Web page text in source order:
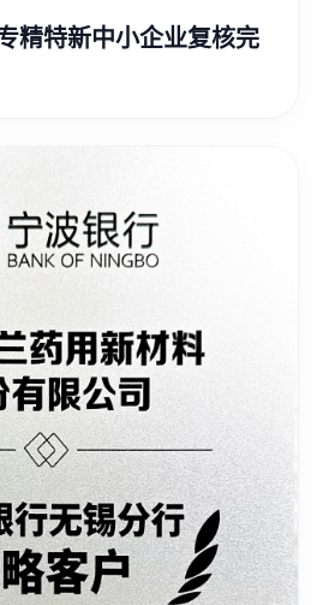
精特新中小企业复核完